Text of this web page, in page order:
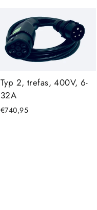
Typ 2, trefas, 400V, 6-
32A
€740,95